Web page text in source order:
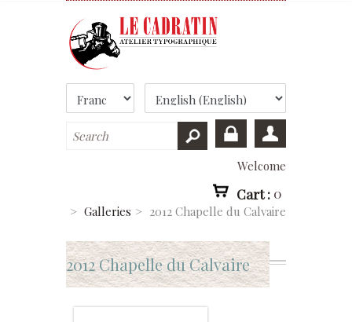
Welcome
Cart : 0
> Galleries > 2012 Chapelle du Calvaire
2012 Chapelle du Calvaire